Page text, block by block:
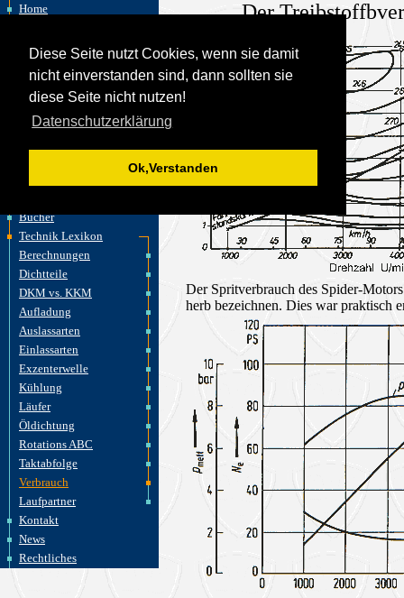
Diese Seite nutzt Cookies, wenn sie damit
nicht einverstanden sind, dann sollten sie
diese Seite nicht nutzen!
Datenschutzerklärung
Ok,Verstanden
Home
Wankelmotor
Fahrzeuge
Flugzeuge
Motorräder
Bücher
Technik Lexikon
Berechnungen
Dichtteile
DKM vs. KKM
Aufladung
Auslassarten
Einlassarten
Exzenterwelle
Kühlung
Läufer
Öldichtung
Rotations ABC
Taktabfolge
Verbrauch
Laufpartner
Kontakt
News
Rechtliches
Der
Der Spritverbrauch des Spider-
herb bezeichnen. Dies war praktisch